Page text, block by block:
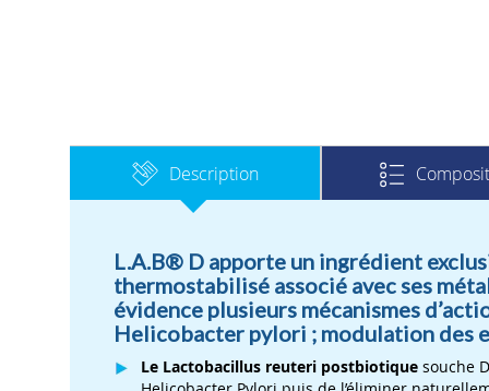
Description
L.A.B® D apporte un ingrédient
thermostabilisé associé avec ses
évidence plusieurs mécanismes
Helicobacter pylori ; modulation des
Le Lactobacillus reuteri postbiotique souche